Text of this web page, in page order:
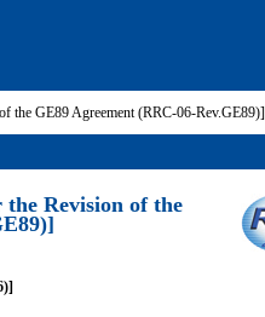
the GE89 Agreement (RRC-06-Rev.GE89)]
Revision of the